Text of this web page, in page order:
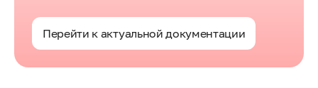
Перейти к актуальной документации